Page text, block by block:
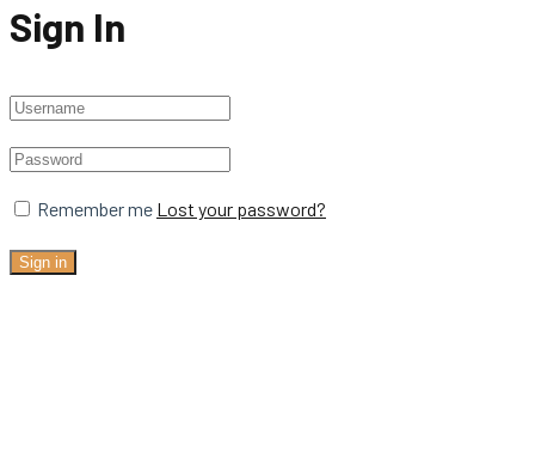
Sign In
Remember me Lost your password?
Sign in